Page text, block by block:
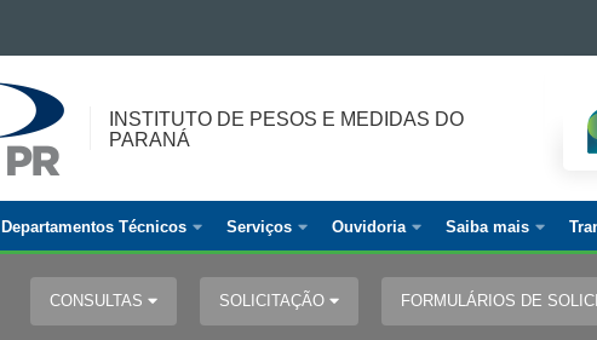
INSTITUTO DE PESOS E MEDIDAS DO
PARANÁ
Departamentos Técnicos Serviços Ouvidoria Saiba mais
CONSULTAS SOLICITAÇÃO FORMULÁRIOS DE